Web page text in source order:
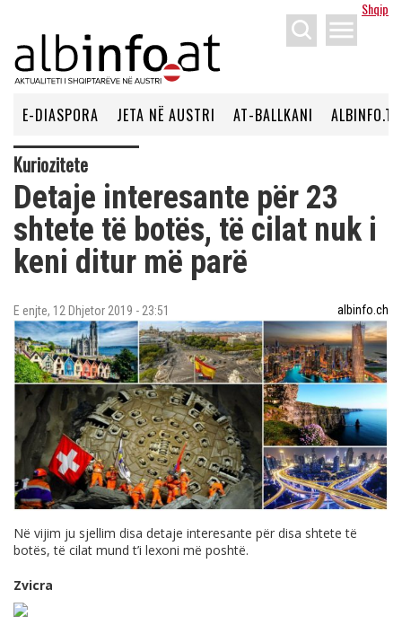
Shqip
menu
E-DIASPORA JETA NË AUSTRI AT-BALLKANI ALBINFO.TV
Kuriozitete
Detaje interesante për 23
shtete të botës, të cilat nuk i
keni ditur më parë
E enjte, 12 Dhjetor 2019 - 23:51 albinfo.ch
Në vijim ju sjellim disa detaje interesante për disa shtete të
botës, të cilat mund t’i lexoni më poshtë.
Zvicra